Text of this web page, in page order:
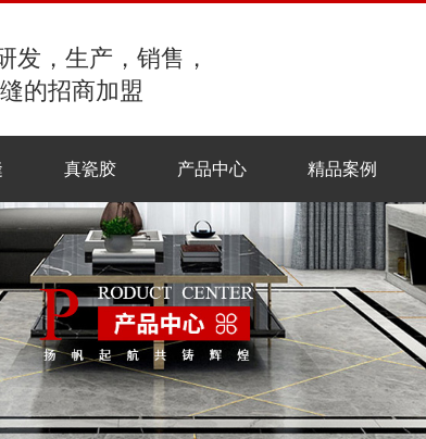
发，生产，销售，
的招商加盟
真瓷胶 产品中心 精品案例